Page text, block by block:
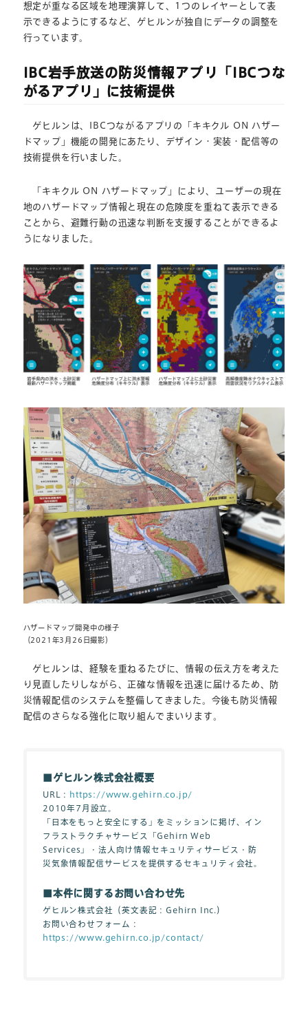
想定が重なる区域を地理演算して、1つのレイヤーとして表
示できるようにするなど、ゲヒルンが独自にデータの調整を
行っています。
IBC岩手放送の防災情報アプリ「IBCつな
がるアプリ」に技術提供
ゲヒルンは、IBCつながるアプリの「キキクル ON ハザー
ドマップ」機能の開発にあたり、デザイン・実装・配信等の
技術提供を行いました。
「キキクル ON ハザードマップ」により、ユーザーの現在
地のハザードマップ情報と現在の危険度を重ねて表示できる
ことから、避難行動の迅速な判断を支援することができるよ
うになりました。
ハザードマップ開発中の様子
（2021年3月26日撮影）
ゲヒルンは、経験を重ねるたびに、情報の伝え方を考えた
り見直したりしながら、正確な情報を迅速に届けるため、防
災情報配信のシステムを整備してきました。今後も防災情報
配信のさらなる強化に取り組んでまいります。
■ゲヒルン株式会社概要
URL：
https://www.gehirn.co.jp/
2010年7月設立。
「日本をもっと安全にする」をミッションに掲げ、イン
フラストラクチャサービス「Gehirn Web
Services」・法人向け情報セキュリティサービス・防
災気象情報配信サービスを提供するセキュリティ会社。
■本件に関するお問い合わせ先
ゲヒルン株式会社（英文表記：Gehirn Inc.）
お問い合わせフォーム：
https://www.gehirn.co.jp/contact/